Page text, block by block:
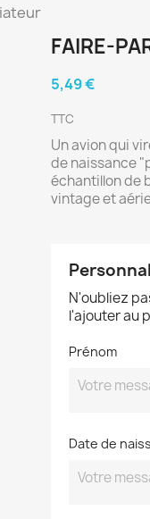
FAIRE-
5,49 €
TTC
Un avion qui
de naissance
échantillon de
vintage et
N'oubliez
l'ajouter au
Prénom
Date de